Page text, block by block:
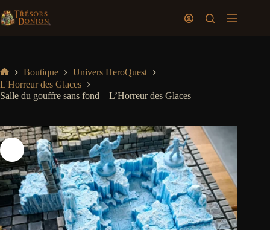
au
contenu
Accueil
Boutique
Univers HeroQuest
L'Horreur des Glaces
Salle du gouffre sans fond – L’Horreur des Glaces